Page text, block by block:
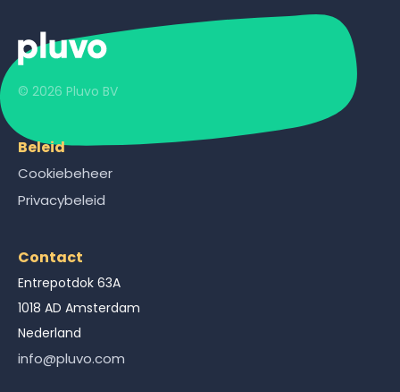
© 2026 Pluvo BV
Beleid
Cookiebeheer
Privacybeleid
Contact
Entrepotdok 63A
1018 AD Amsterdam
Nederland
info@pluvo.com